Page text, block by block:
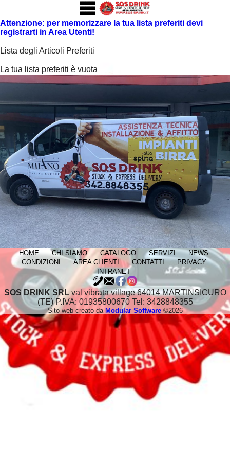
Attenzione: per memorizzare la tua lista preferiti devi
registrarti in Area Utenti!
Lista degli Articoli Preferiti
La tua lista preferiti è vuota
HOME CHI SIAMO CATALOGO SERVIZI
NEWS
CONDIZIONI
AREA CLIENTI CONTATTI
PRIVACY
INTRANET
SOS DRINK SRLval vibrata village 64014 MARTINSICURO
(TE) P.IVA: 01935800670 Tel: 3428848355
Sito web creato da Modular Software©2026